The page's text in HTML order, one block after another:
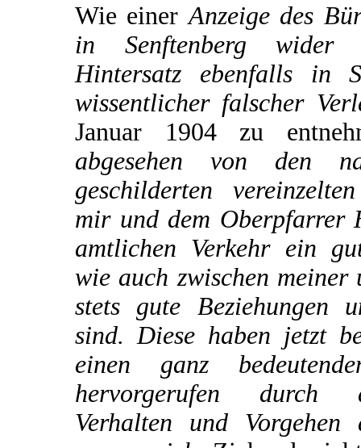
Wie einer Anzeige des
in Senftenberg wider
Hintersatz ebenfalls in
wissentlicher falscher
Januar 1904 zu
abgesehen von den
geschilderten
mir und dem Oberpfarrer
amtlichen Verkehr ein
wie auch zwischen
stets gute Beziehungen
sind. Diese haben jetzt
einen ganz
hervorgerufen durch
Verhalten und Vorgehen